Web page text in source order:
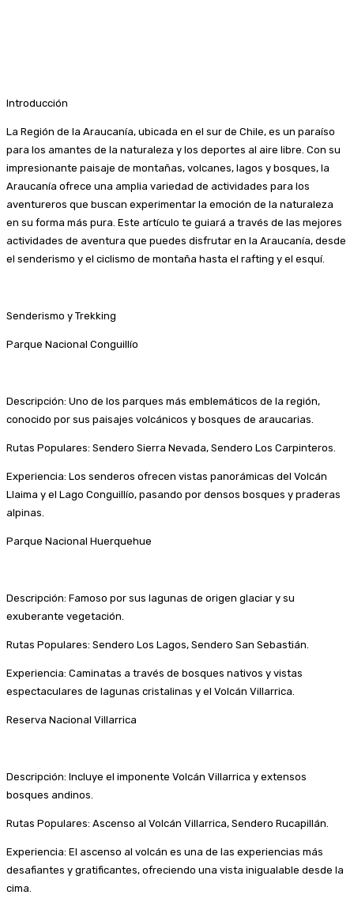
Introducción
La Región de la Araucanía, ubicada en el sur de Chile, es un paraíso
para los amantes de la naturaleza y los deportes al aire libre. Con su
impresionante paisaje de montañas, volcanes, lagos y bosques, la
Araucanía ofrece una amplia variedad de actividades para los
aventureros que buscan experimentar la emoción de la naturaleza
en su forma más pura. Este artículo te guiará a través de las mejores
actividades de aventura que puedes disfrutar en la Araucanía, desde
el senderismo y el ciclismo de montaña hasta el rafting y el esquí.
Senderismo y Trekking
Parque Nacional Conguillío
Descripción: Uno de los parques más emblemáticos de la región,
conocido por sus paisajes volcánicos y bosques de araucarias.
Rutas Populares: Sendero Sierra Nevada, Sendero Los Carpinteros.
Experiencia: Los senderos ofrecen vistas panorámicas del Volcán
Llaima y el Lago Conguillío, pasando por densos bosques y praderas
alpinas.
Parque Nacional Huerquehue
Descripción: Famoso por sus lagunas de origen glaciar y su
exuberante vegetación.
Rutas Populares: Sendero Los Lagos, Sendero San Sebastián.
Experiencia: Caminatas a través de bosques nativos y vistas
espectaculares de lagunas cristalinas y el Volcán Villarrica.
Reserva Nacional Villarrica
Descripción: Incluye el imponente Volcán Villarrica y extensos
bosques andinos.
Rutas Populares: Ascenso al Volcán Villarrica, Sendero Rucapillán.
Experiencia: El ascenso al volcán es una de las experiencias más
desafiantes y gratificantes, ofreciendo una vista inigualable desde la
cima.